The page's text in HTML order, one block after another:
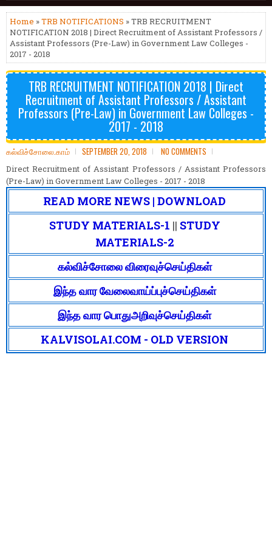
Home »TRB NOTIFICATIONS » TRB RECRUITMENT
NOTIFICATION 2018 | Direct Recruitment of Assistant Professors /
Assistant Professors (Pre-Law) in Government Law Colleges -
2017 - 2018
TRB RECRUITMENT NOTIFICATION 2018 | Direct
Recruitment of Assistant Professors / Assistant
Professors (Pre-Law) in Government Law Colleges -
2017 - 2018
கல்விச்சோலை.காம் SEPTEMBER 20, 2018 NO COMMENTS
Direct Recruitment of Assistant Professors / Assistant Professors
(Pre-Law) in Government Law Colleges - 2017 - 2018
READ MORE NEWS | DOWNLOAD
STUDY MATERIALS-1 || STUDY
MATERIALS-2
கல்விச்சோலை விரைவுச்செய்திகள்
இந்த வார வேலைவாய்ப்புச்செய்திகள்
இந்த வார பொதுஅறிவுச்செய்திகள்
KALVISOLAI.COM - OLD VERSION